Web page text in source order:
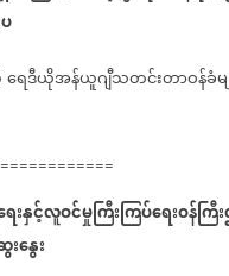
ရေဒီယိုအန်ယူဂျီသတင်းတာဝန်ခံမျ
းနှင့်လူဝင်မှုကြီးကြပ်ရေးဝန်ကြီး
နွေး